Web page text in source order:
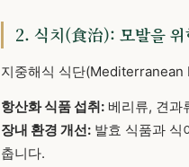
2. 식치(食治): 모발을
지중해식 식단(Mediterranean
항산화 식품 섭취: 베리류, 견과
장내 환경 개선: 발효 식품과 식
춥니다.